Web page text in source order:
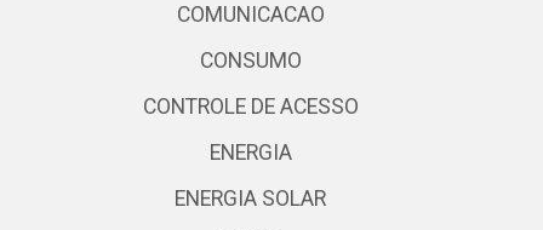
COMUNICACAO
CONSUMO
CONTROLE DE ACESSO
ENERGIA
ENERGIA SOLAR